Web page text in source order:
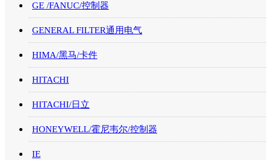
GE /FANUC/控制器
GENERAL FILTER通用电气
HIMA/黑马/卡件
HITACHI
HITACHI/日立
HONEYWELL/霍尼韦尔/控制器
IE